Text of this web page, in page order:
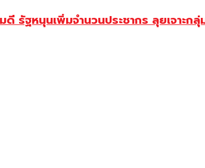
ฐหนุนเพิ่มจำนวนประชากร ลุยเจาะกลุ่